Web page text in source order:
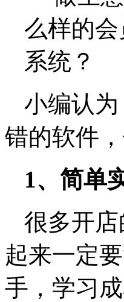
小编认
错的软件
1、简单
很多开
起来一定
手，学习